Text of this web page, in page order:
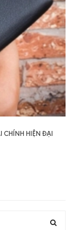
CHÍNH HIỆN ĐẠI